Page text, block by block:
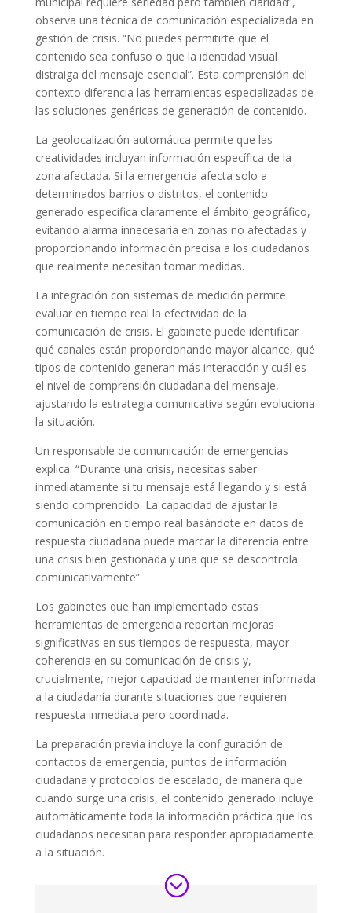
observa una técnica de comunicación especializada en
gestión de crisis. “No puedes permitirte que el
contenido sea confuso o que la identidad visual
distraiga del mensaje esencial”. Esta comprensión del
contexto diferencia las herramientas especializadas de
las soluciones genéricas de generación de contenido.
La geolocalización automática permite que las
creatividades incluyan información específica de la
zona afectada. Si la emergencia afecta solo a
determinados barrios o distritos, el contenido
generado especifica claramente el ámbito geográfico,
evitando alarma innecesaria en zonas no afectadas y
proporcionando información precisa a los ciudadanos
que realmente necesitan tomar medidas.
La integración con sistemas de medición permite
evaluar en tiempo real la efectividad de la
comunicación de crisis. El gabinete puede identificar
qué canales están proporcionando mayor alcance, qué
tipos de contenido generan más interacción y cuál es
el nivel de comprensión ciudadana del mensaje,
ajustando la estrategia comunicativa según evoluciona
la situación.
Un responsable de comunicación de emergencias
explica: “Durante una crisis, necesitas saber
inmediatamente si tu mensaje está llegando y si está
siendo comprendido. La capacidad de ajustar la
comunicación en tiempo real basándote en datos de
respuesta ciudadana puede marcar la diferencia entre
una crisis bien gestionada y una que se descontrola
comunicativamente”.
Los gabinetes que han implementado estas
herramientas de emergencia reportan mejoras
significativas en sus tiempos de respuesta, mayor
coherencia en su comunicación de crisis y,
crucialmente, mejor capacidad de mantener informada
a la ciudadanía durante situaciones que requieren
respuesta inmediata pero coordinada.
La preparación previa incluye la configuración de
contactos de emergencia, puntos de información
ciudadana y protocolos de escalado, de manera que
cuando surge una crisis, el contenido generado incluye
automáticamente toda la información práctica que los
ciudadanos necesitan para responder apropiadamente
a la situación.